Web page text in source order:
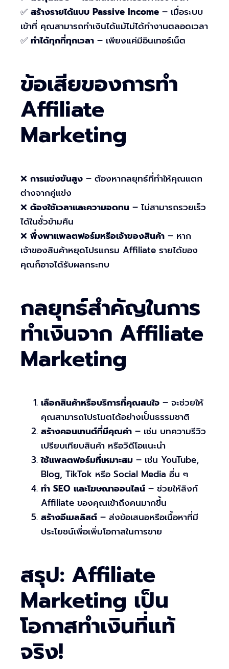
✅ สร้างรายได้แบบ Passive Income – เมื่อระบบ
เข้าที่ คุณสามารถทำเงินได้แม้ไม่ได้ทำงานตลอดเวลา
✅ ทำได้ทุกที่ทุกเวลา – เพียงแค่มีอินเทอร์เน็ต
ข้อเสียของการทำ
Affiliate
Marketing
❌ การแข่งขันสูง – ต้องหากลยุทธ์ที่ทำให้คุณแตก
ต่างจากคู่แข่ง
❌ ต้องใช้เวลาและความอดทน – ไม่สามารถรวยเร็ว
ได้ในชั่วข้ามคืน
❌ พึ่งพาแพลตฟอร์มหรือเจ้าของสินค้า – หาก
เจ้าของสินค้าหยุดโปรแกรม Affiliate รายได้ของ
คุณก็อาจได้รับผลกระทบ
กลยุทธ์สำคัญในการ
ทำเงินจาก Affiliate
Marketing
เลือกสินค้าหรือบริการที่คุณสนใจ – จะช่วยให้
คุณสามารถโปรโมตได้อย่างเป็นธรรมชาติ
สร้างคอนเทนต์ที่มีคุณค่า – เช่น บทความรีวิว
เปรียบเทียบสินค้า หรือวิดีโอแนะนำ
ใช้แพลตฟอร์มที่เหมาะสม – เช่น YouTube,
Blog, TikTok หรือ Social Media อื่น ๆ
ทำ SEO และโฆษณาออนไลน์ – ช่วยให้ลิงก์
Affiliate ของคุณเข้าถึงคนมากขึ้น
สร้างอีเมลลิสต์ – ส่งข้อเสนอหรือเนื้อหาที่มี
ประโยชน์เพื่อเพิ่มโอกาสในการขาย
สรุป: Affiliate
Marketing เป็น
โอกาสทำเงินที่แท้
จริง!